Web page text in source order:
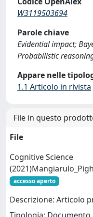
W3119503694
Parole chiave
Evidential impact;
Probabilistic
Appare nelle
1.1 Articolo in rivista
File in questo
File
Cognitive Science
accesso aperto
Descrizione: Articolo